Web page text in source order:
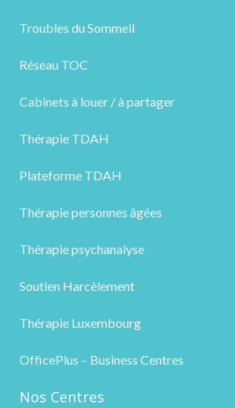
Troubles du Sommeil
Réseau TOC
Cabinets à louer / à partager
Thérapie TDAH
Plateforme TDAH
Thérapie personnes âgées
Thérapie psychanalyse
Soutien Harcèlement
Thérapie Luxembourg
OfficePlus – Business Centres
Nos Centres